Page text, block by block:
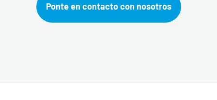
Ponte en contacto con nosotros